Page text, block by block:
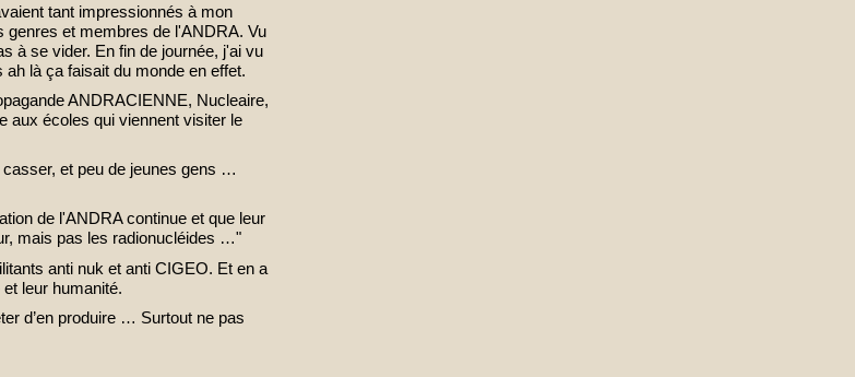
tant impressionnés à mon
genres et membres de l'ANDRA. Vu
à se vider. En fin de journée, j'ai vu
là ça faisait du monde en effet.
ANDRACIENNE, Nucleaire,
aux écoles qui viennent visiter le
et peu de jeunes gens …
de l'ANDRA continue et que leur
mais pas les radionucléides …"
anti nuk et anti CIGEO. Et en a
leur humanité.
d’en produire … Surtout ne pas